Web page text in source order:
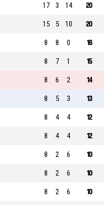
17 3 14 20
15 5 10 20
8 8 0 16
8 7 1 15
8 6 2 14
8 5 3 13
8 4 4 12
8 4 4 12
8 2 6 10
8 2 6 10
8 2 6 10